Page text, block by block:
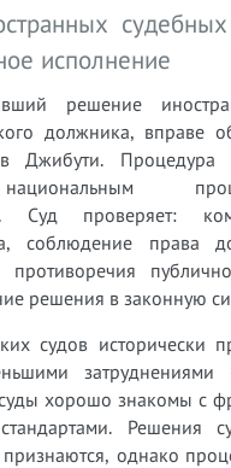
исполнение
решение
должника, вправе
Джибути. Процедура
Суд проверяет:
соблюдение права
противоречия
решения в законную
судов исторически
хорошо знакомы с
Решения
однако